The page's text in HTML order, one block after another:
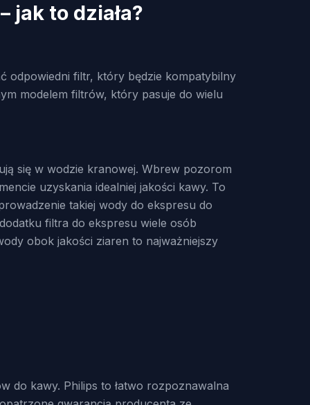
jak to działa?
odpowiedni filtr, który będzie kompatybilny
modelem filtrów, który pasuje do wielu
się w wodzie kranowej. Wbrew pozorom
uzyskania idealniej jakości kawy. To
takiej wody do ekspresu do
filtra do ekspresu wiele osób
obok jakości ziaren to najważniejszy
do kawy. Philips to łatwo rozpoznawalna